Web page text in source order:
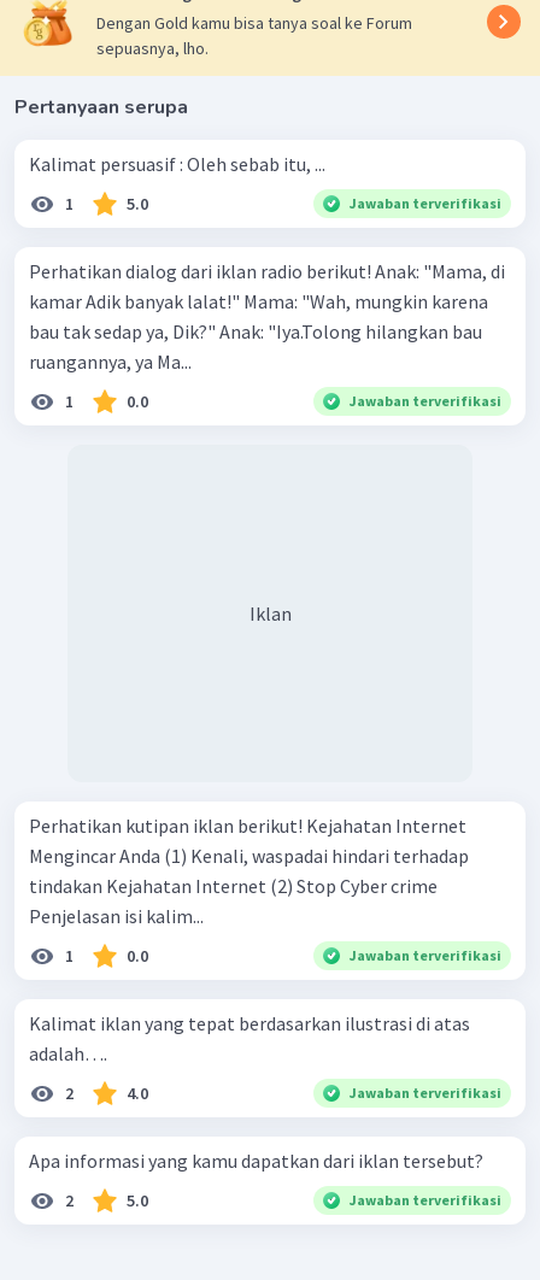
Dengan Gold kamu bisa tanya soal ke Forum
sepuasnya, lho.
Pertanyaan serupa
Kalimat persuasif : Oleh sebab itu, ...
1 5.0 Jawaban terverifikasi
Perhatikan dialog dari iklan radio berikut! Anak: "Mama, di
kamar Adik banyak lalat!" Mama: "Wah, mungkin karena
bau tak sedap ya, Dik?" Anak: "Iya.Tolong hilangkan bau
ruangannya, ya Ma...
1 0.0 Jawaban terverifikasi
Iklan
Perhatikan kutipan iklan berikut! Kejahatan Internet
Mengincar Anda (1) Kenali, waspadai hindari terhadap
tindakan Kejahatan Internet (2) Stop Cyber crime
Penjelasan isi kalim...
1 0.0 Jawaban terverifikasi
Kalimat iklan yang tepat berdasarkan ilustrasi di atas
adalah….
2 4.0 Jawaban terverifikasi
Apa informasi yang kamu dapatkan dari iklan tersebut?
2 5.0 Jawaban terverifikasi